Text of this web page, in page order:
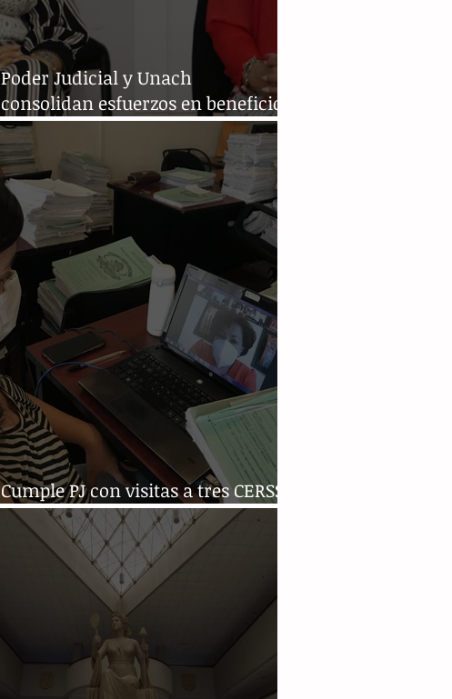
Poder Judicial y Unach
consolidan esfuerzos en beneficio
de la educación
Cumple PJ con visitas a tres CERSS
de Chiapas